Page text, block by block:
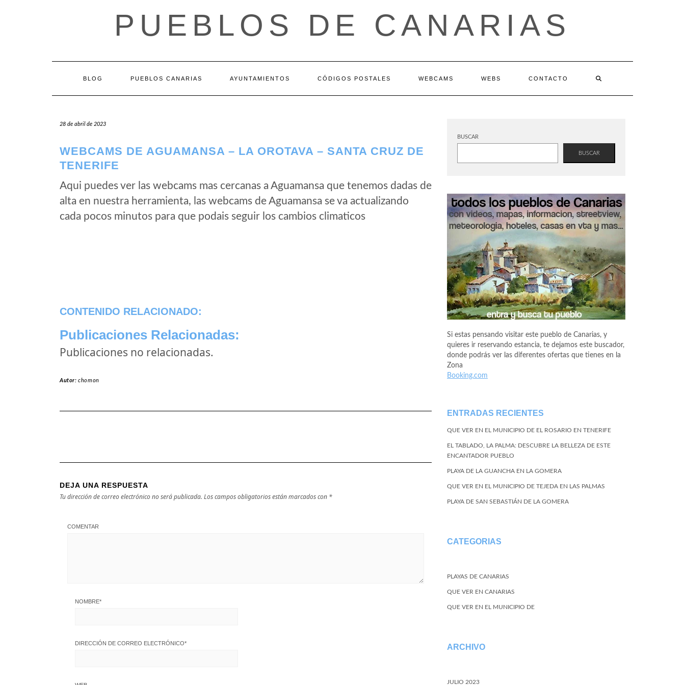
PUEBLOS DE CANARIAS
BLOG PUEBLOS CANARIAS AYUNTAMIENTOS CÓDIGOS POSTALES WEBCAMS WEBS CONTACTO
28 de abril de 2023
WEBCAMS DE AGUAMANSA – LA OROTAVA – SANTA CRUZ DE
TENERIFE
Aqui puedes ver las webcams mas cercanas a Aguamansa que tenemos dadas de
alta en nuestra herramienta, las webcams de Aguamansa se va actualizando
cada pocos minutos para que podais seguir los cambios climaticos
CONTENIDO RELACIONADO:
Publicaciones Relacionadas:
Publicaciones no relacionadas.
Autor:chomon
DEJA UNA RESPUESTA
Tu dirección de correo electrónico no será publicada. Los campos obligatorios están marcados con *
COMENTAR
NOMBRE*
DIRECCIÓN DE CORREO ELECTRÓNICO*
BUSCAR
BUSCAR
Si estas pensando visitar este pueblo de Canarias, y
quieres ir reservando estancia, te dejamos este buscador,
donde podrás ver las diferentes ofertas que tienes en la
Zona
Booking.com
ENTRADAS RECIENTES
QUE VER EN EL MUNICIPIO DE EL ROSARIO EN TENERIFE
EL TABLADO, LA PALMA: DESCUBRE LA BELLEZA DE ESTE
ENCANTADOR PUEBLO
PLAYA DE LA GUANCHA EN LA GOMERA
QUE VER EN EL MUNICIPIO DE TEJEDA EN LAS PALMAS
PLAYA DE SAN SEBASTIÁN DE LA GOMERA
CATEGORIAS
PLAYAS DE CANARIAS
QUE VER EN CANARIAS
QUE VER EN EL MUNICIPIO DE
ARCHIVO
JULIO 2023